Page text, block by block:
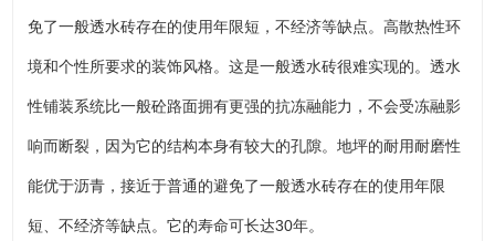
免了一般透水砖存在的使用年限短，不经济等缺点。高散热性环
境和个性所要求的装饰风格。这是一般透水砖很难实现的。透水
性铺装系统比一般砼路面拥有更强的抗冻融能力，不会受冻融影
响而断裂，因为它的结构本身有较大的孔隙。地坪的耐用耐磨性
能优于沥青，接近于普通的避免了一般透水砖存在的使用年限
短、不经济等缺点。它的寿命可长达30年。